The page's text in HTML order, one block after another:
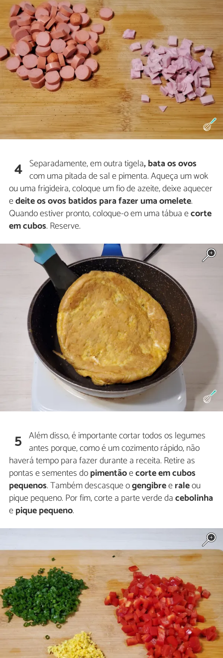
4 Separadamente, em outra tigela, bata os ovos
com uma pitada de sal e pimenta. Aqueça um wok
ou uma frigideira, coloque um fio de azeite, deixe aquecer
edeite os ovos batidos para fazeruma omelete.
Quando estiver pronto, coloque-o em uma tábua ecorte
emcubos. Reserve.
5 Além disso, é importante cortar todos os legumes
antes porque, como é um cozimento rápido, não
haverá tempo para fazer durante a receita. Retire as
pontas e sementes dopimentãoecorte em cubos
pequenos. Também descasque ogengibreeraleou
pique pequeno. Por fim, corte a parte verde dacebolinha
epique pequeno.